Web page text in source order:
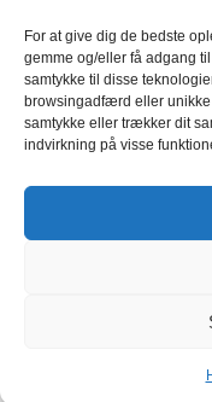
For at give dig de bedste
gemme og/eller få adgang
samtykke til disse
browsingadfærd eller
samtykke eller trækker dit
indvirkning på visse
Populære
Børneplakater
Kunst
All posters on this